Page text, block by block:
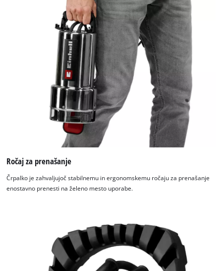
Ročaj za prenašanje
Črpalko je zahvaljujoč stabilnemu in ergonomskemu ročaju za prenašanje
enostavno prenesti na želeno mesto uporabe.